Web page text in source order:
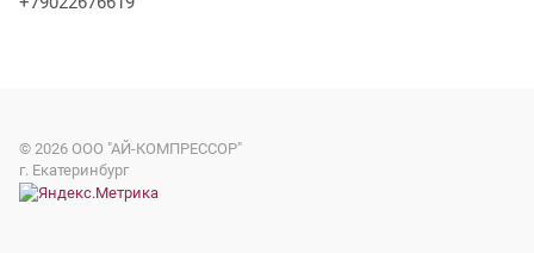
© 2026 ООО "АЙ-КОМПРЕССОР"
г. Екатеринбург